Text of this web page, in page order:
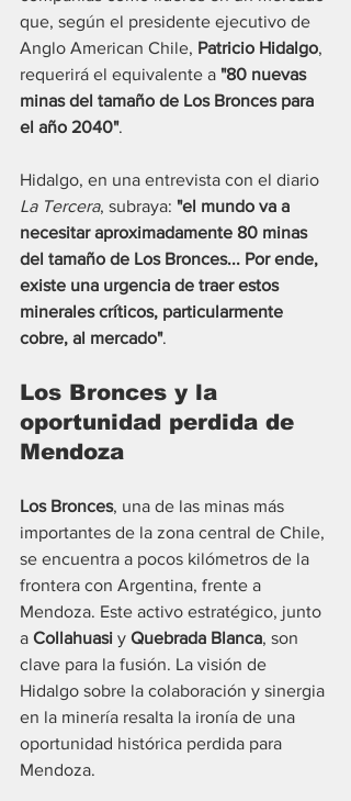
que, según el presidente ejecutivo de
Anglo American Chile, Patricio Hidalgo,
requerirá el equivalente a "80 nuevas
minas del tamaño de Los Bronces para
el año 2040".
Hidalgo, en una entrevista con el diario
La Tercera, subraya: "el mundo va a
necesitar aproximadamente 80 minas
del tamaño de Los Bronces... Por ende,
existe una urgencia de traer estos
minerales críticos, particularmente
cobre, al mercado".
Los Bronces y la
oportunidad perdida de
Mendoza
Los Bronces, una de las minas más
importantes de la zona central de Chile,
se encuentra a pocos kilómetros de la
frontera con Argentina, frente a
Mendoza. Este activo estratégico, junto
a Collahuasi y Quebrada Blanca, son
clave para la fusión. La visión de
Hidalgo sobre la colaboración y sinergia
en la minería resalta la ironía de una
oportunidad histórica perdida para
Mendoza.